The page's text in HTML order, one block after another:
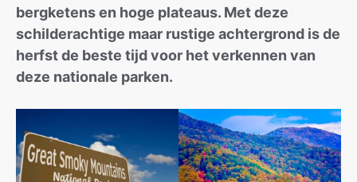
bergketens en hoge plateaus. Met deze
schilderachtige maar rustige achtergrond is de
herfst de beste tijd voor het verkennen van
deze nationale parken.